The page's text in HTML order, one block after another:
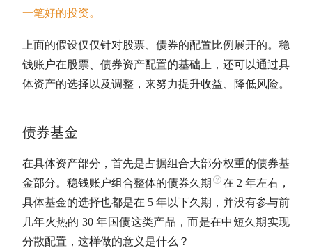
一笔好的投资。
上面的假设仅仅针对股票、债券的配置比例展开的。稳
钱账户在股票、债券资产配置的基础上，还可以通过具
体资产的选择以及调整，来努力提升收益、降低风险。
债券基金
在具体资产部分，首先是占据组合大部分权重的债券基
金部分。稳钱账户组合整体的债券久期
在 2 年左右，
具体基金的选择也都是在 5 年以下久期，并没有参与前
几年火热的 30 年国债这类产品，而是在中短久期实现
分散配置，这样做的意义是什么？